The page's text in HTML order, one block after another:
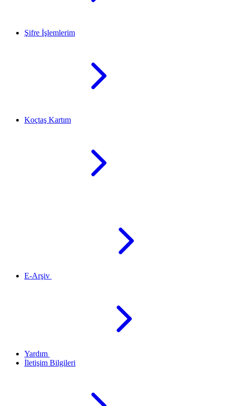
Şifre İşlemlerim
Koçtaş Kartım
E-Arşiv
Yardım
İletişim Bilgileri